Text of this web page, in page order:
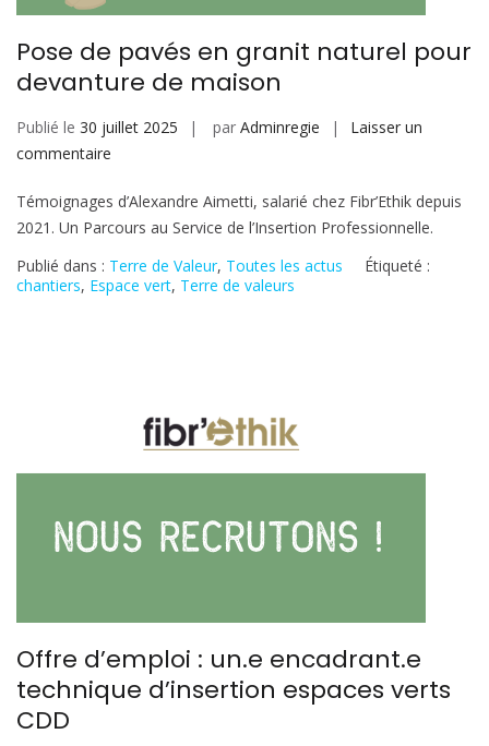
Pose de pavés en granit naturel pour
devanture de maison
Publié le 30 juillet 2025 par Adminregie
Laisser un
commentaire
de
pavés
en
granit
maison
Témoignages d’Alexandre Aimetti, salarié chez Fibr’Ethik depuis
2021. Un Parcours au Service de l’Insertion Professionnelle.
Publié dans : Terre de Valeur, Toutes les actus
Étiqueté :
chantiers, Espace vert, Terre de valeurs
Offre d’emploi : un.e encadrant.e
technique d’insertion espaces verts
CDD